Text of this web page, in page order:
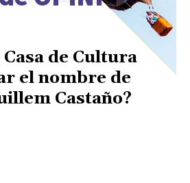
de Cultura
el nombre de
Castaño?